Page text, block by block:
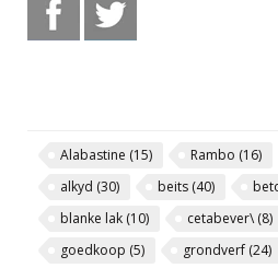
Alabastine (15) Rambo (16)
alkyd (30) beits (40)
blanke lak (10) cetabever\(8)
goedkoop (5) grondverf (24)